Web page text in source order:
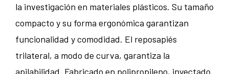
la investigación en materiales plásticos. Su tamaño
compacto y su forma ergonómica garantizan
funcionalidad y comodidad. El reposapiés
trilateral, a modo de curva, garantiza la
apilabilidad. Fabricado en polipropileno, inyectado